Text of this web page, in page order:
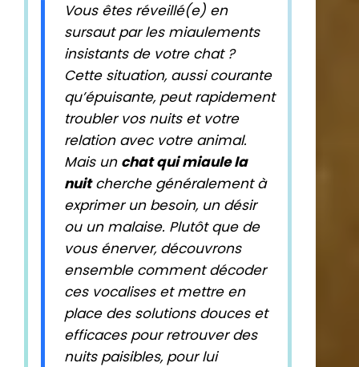
Vous êtes réveillé(e) en
sursaut par les miaulements
insistants de votre chat ?
Cette situation, aussi courante
qu’épuisante, peut rapidement
troubler vos nuits et votre
relation avec votre animal.
Mais un chat qui miaule la
nuitcherche généralement à
exprimer un besoin, un désir
ou un malaise. Plutôt que de
vous énerver, découvrons
ensemble comment décoder
ces vocalises et mettre en
place des solutions douces et
efficaces pour retrouver des
nuits paisibles, pour lui